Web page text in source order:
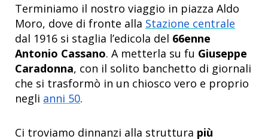
Terminiamo il nostro viaggio in piazza Aldo
Moro, dove di fronte alla Stazione centrale
dal 1916 si staglia l’edicola del 66enne
Antonio Cassano. A metterla su fu Giuseppe
Caradonna, con il solito banchetto di giornali
che si trasformò in un chiosco vero e proprio
negli anni 50.
Ci troviamo dinnanzi alla struttura più